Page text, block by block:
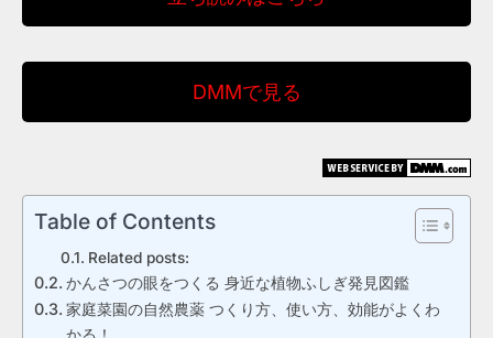
DMMで見る
Table of Contents
Related posts:
かんさつの眼をつくる 身近な植物ふしぎ発見図鑑
家庭菜園の自然農薬 つくり方、使い方、効能がよくわ
かる！